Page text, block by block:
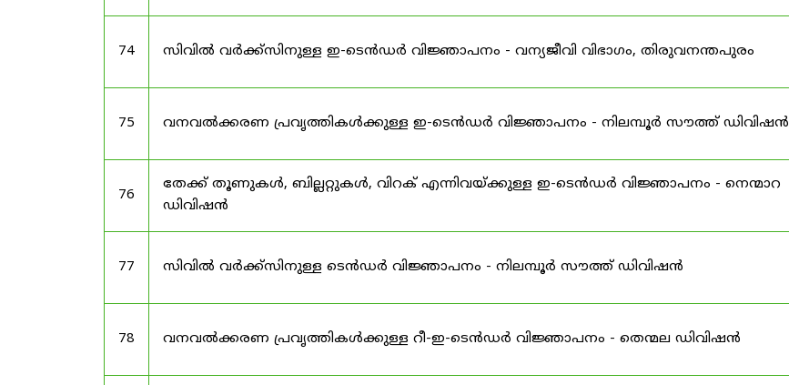
74 സിവിൽ വർക്ക്സിനുള്ള ഇ-ടെൻഡർ വിജ്ഞാപനം - വന്യജീവി വിഭാഗം, തിരുവനന്തപുരം
75 വനവൽക്കരണ പ്രവൃത്തികൾക്കുള്ള ഇ-ടെൻഡർ വിജ്ഞാപനം - നിലമ്പൂർ സൗത്ത് ഡിവിഷൻ
76
തേക്ക് തൂണുകൾ, ബില്ലറ്റുകൾ, വിറക് എന്നിവയ്ക്കുള്ള ഇ-ടെൻഡർ വിജ്ഞാപനം - നെന്മാറ
ഡിവിഷൻ
77 സിവിൽ വർക്ക്‌സിനുള്ള ടെൻഡർ വിജ്ഞാപനം - നിലമ്പൂർ സൗത്ത് ഡിവിഷൻ
78 വനവൽക്കരണ പ്രവൃത്തികൾക്കുള്ള റീ-ഇ-ടെൻഡർ വിജ്ഞാപനം - തെന്മല ഡിവിഷൻ